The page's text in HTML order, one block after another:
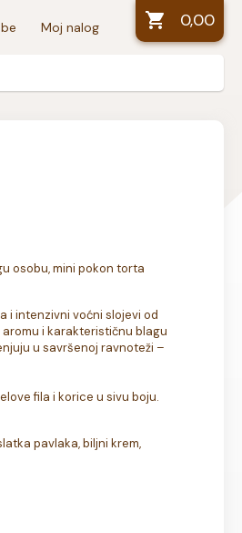
Moj nalog 0,00
osobu, mini pokon torta
i intenzivni voćni slojevi od
i karakterističnu blagu
u savršenoj ravnoteži –
fila i korice u sivu boju.
pavlaka, biljni krem,